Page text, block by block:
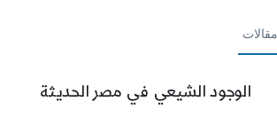
الوجود الشيعي في مصر الحديثة